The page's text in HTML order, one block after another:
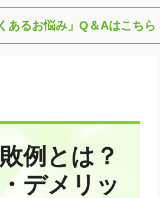
あるお悩み」 Q＆Aはこちら
例とは？
デメリッ